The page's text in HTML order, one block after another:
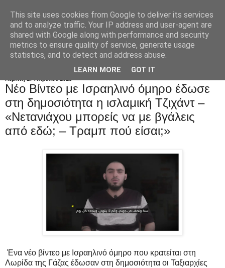
Νέο Bίντεο με Ισραηλινό όμηρο έδωσε
στη δημοσιότητα η ισλαμική Tζιχάντ –
«Νετανιάχου μπορείς να με βγάλεις
από εδώ; – Τραμπ πού είσαι;»
Ένα νέο βίντεο με Ισραηλινό όμηρο που κρατείται στη
Λωρίδα της Γάζας έδωσαν στη δημοσιότητα οι Ταξιαρχίες
This site uses cookies from Google to deliver its services
and to analyze traffic. Your IP address and user-agent are
shared with Google along with performance and security
metrics to ensure quality of service, generate usage
statistics, and to detect and address abuse.
LEARN MORE GOT IT